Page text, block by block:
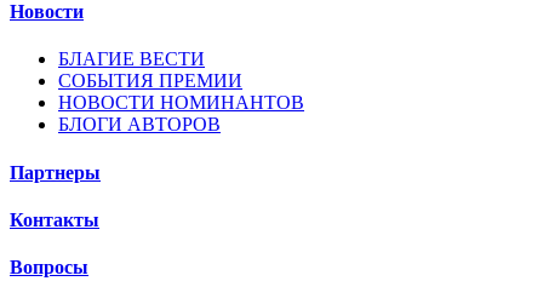
Новости
БЛАГИЕ ВЕСТИ
СОБЫТИЯ ПРЕМИИ
НОВОСТИ НОМИНАНТОВ
БЛОГИ АВТОРОВ
Партнеры
Контакты
Вопросы